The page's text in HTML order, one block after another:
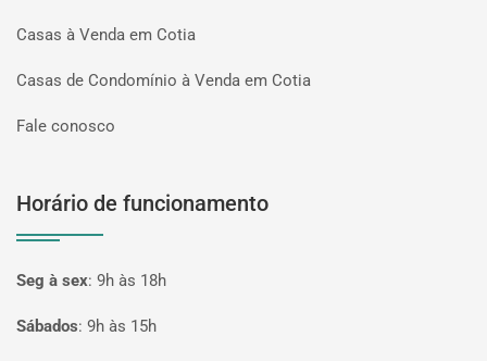
Casas à Venda em Cotia
Casas de Condomínio à Venda em Cotia
Fale conosco
Horário de funcionamento
Seg à sex: 9h às 18h
Sábados: 9h às 15h